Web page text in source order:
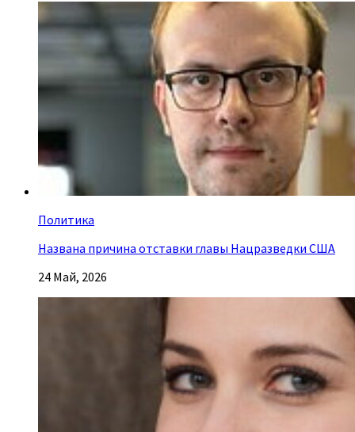
Политика
Названа причина отставки главы Нацразведки США
24 Май, 2026